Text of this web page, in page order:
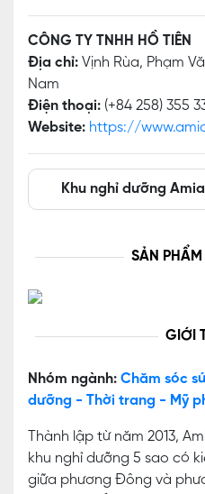
CÔNG TY TNHH HỒ TIÊN
Địa chỉ: Vịnh Rùa, Phạm
Nam
Điện thoại: (+84 258) 355
Website: https://
Khu nghỉ dưỡng
SẢN
GIỚI
Nhóm ngành: Chăm sóc
dưỡng - Thời trang - Mỹ
Thành lập từ năm 2013,
khu nghỉ dưỡng 5 sao có
giữa phương Đông và